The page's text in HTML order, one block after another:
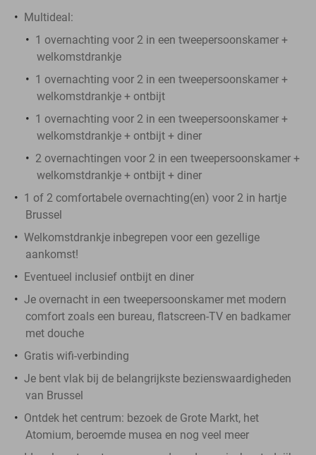
Multideal:
1 overnachting voor 2 in een tweepersoonskamer +
welkomstdrankje
1 overnachting voor 2 in een tweepersoonskamer +
welkomstdrankje + ontbijt
1 overnachting voor 2 in een tweepersoonskamer +
welkomstdrankje + ontbijt + diner
2 overnachtingen voor 2 in een tweepersoonskamer +
welkomstdrankje + ontbijt + diner
1 of 2 comfortabele overnachting(en) voor 2 in hartje
Brussel
Welkomstdrankje inbegrepen voor een gezellige
aankomst!
Eventueel inclusief ontbijt en diner
Je overnacht in een tweepersoonskamer met modern
comfort zoals een bureau, flatscreen-TV en badkamer
met douche
Gratis wifi-verbinding
Je bent vlak bij de belangrijkste bezienswaardigheden
van Brussel
Ontdek het centrum: bezoek de Grote Markt, het
Atomium, beroemde musea en nog veel meer